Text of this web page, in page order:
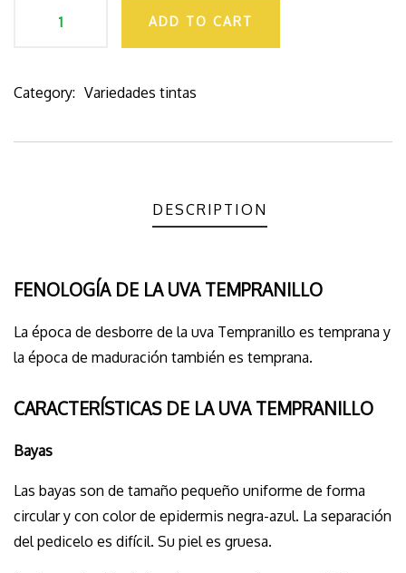
ADD TO CART
Category: Variedades tintas
DESCRIPTION
FENOLOGÍA DE LA UVA TEMPRANILLO
La época de desborre de la uva Tempranillo es temprana y
la época de maduración también es temprana.
CARACTERÍSTICAS DE LA UVA TEMPRANILLO
Bayas
Las bayas son de tamaño pequeño uniforme de forma
circular y con color de epidermis negra-azul. La separación
del pedicelo es difícil. Su piel es gruesa.